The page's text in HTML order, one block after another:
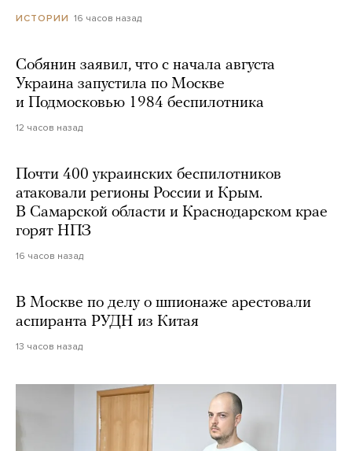
ИСТОРИИ 16 часов назад
Собянин заявил, что с начала августа
Украина запустила по Москве
и Подмосковью 1984 беспилотника
12 часов назад
Почти 400 украинских беспилотников
атаковали регионы России и Крым.
В Самарской области и Краснодарском крае
горят НПЗ
16 часов назад
В Москве по делу о шпионаже арестовали
аспиранта РУДН из Китая
13 часов назад